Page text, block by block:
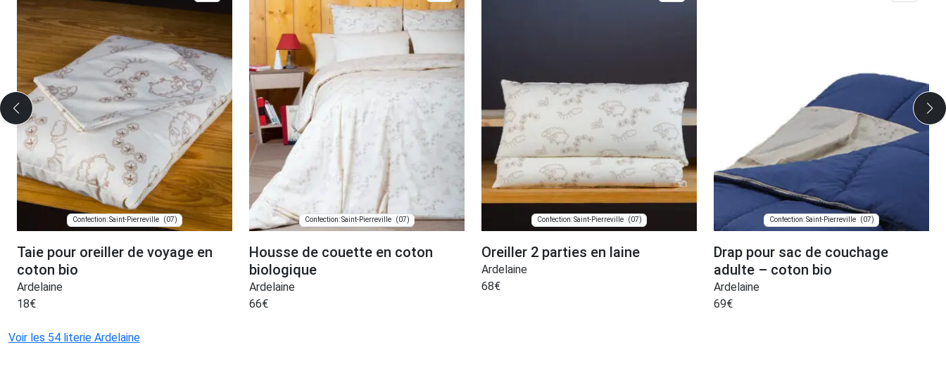
Confection: Saint-Pierreville (07)
Taie pour oreiller de voyage en
coton bio
Ardelaine
18€
Confection: Saint-Pierreville (07)
Housse de couette en coton
biologique
Ardelaine
66€
Confection: Saint-Pierreville (07)
Oreiller 2 parties en laine
Ardelaine
68€
Confection: Saint-Pierreville (07)
Drap pour sac de couchage
adulte – coton bio
Ardelaine
69€
Voir les 54 literie Ardelaine